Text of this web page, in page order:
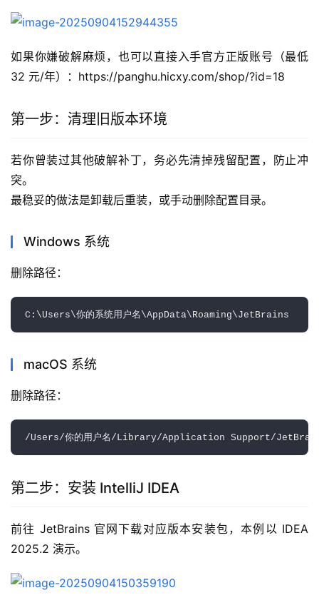
如果你嫌破解麻烦，也可以直接入手官方正版账号（最低
32 元/年）：https://panghu.hicxy.com/shop/?id=18
第一步：清理旧版本环境
若你曾装过其他破解补丁，务必先清掉残留配置，防止冲
突。
最稳妥的做法是卸载后重装，或手动删除配置目录。
Windows 系统
删除路径：
macOS 系统
删除路径：
第二步：安装 IntelliJ IDEA
前往 JetBrains 官网下载对应版本安装包，本例以 IDEA
2025.2 演示。